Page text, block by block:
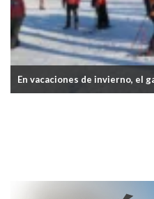
En vacaciones de invierno, el